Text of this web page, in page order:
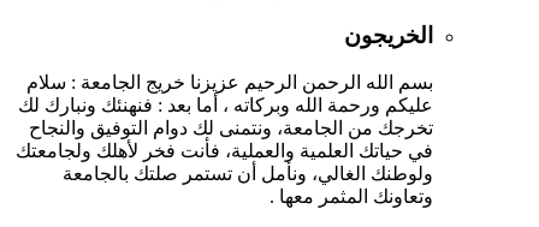
الخريجون
بسم الله الرحمن الرحيم عزيزنا خريج الجامعة : سلام
عليكم ورحمة الله وبركاته ، أما بعد : فنهنئك ونبارك لك
تخرجك من الجامعة، ونتمنى لك دوام التوفيق والنجاح
في حياتك العلمية والعملية، فأنت فخر لأهلك ولجامعتك
ولوطنك الغالي، ونأمل أن تستمر صلتك بالجامعة
وتعاونك المثمر معها .